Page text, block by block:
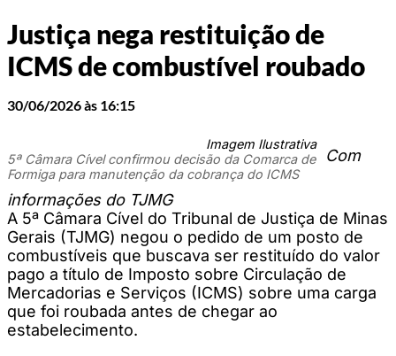
Justiça nega restituição de
ICMS de combustível roubado
30/06/2026 às 16:15
Imagem Ilustrativa
5ª Câmara Cível confirmou decisão da Comarca de
Formiga para manutenção da cobrança do ICMS
Com
informações do TJMG
A 5ª Câmara Cível do Tribunal de Justiça de Minas
Gerais (TJMG) negou o pedido de um posto de
combustíveis que buscava ser restituído do valor
pago a título de Imposto sobre Circulação de
Mercadorias e Serviços (ICMS) sobre uma carga
que foi roubada antes de chegar ao
estabelecimento.